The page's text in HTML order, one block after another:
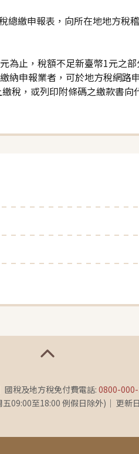
總繳申報表，向所在地地方稅
為止，稅額不足新臺幣1元之部
納申報業者，可於地方稅網
稅，或列印附條碼之繳款書
國稅及地方稅免付費電話:0800-
五09:00至18:00 例假日除外) 更新